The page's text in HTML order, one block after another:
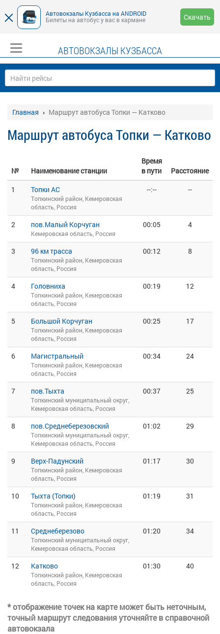
Автовокзалы Кузбасса на ANDROID
Билеты на автобус у вас в кармане
Скачать
АВТОВОКЗАЛЫ КУЗБАССА
Главная Маршрут автобуса Топки — Катково
Маршрут автобуса Топки — Катково
№ Наименование станции
Время
в пути
Расстояние
1
Топки АС
Топкинский район, Кемеровская
область, Россия
--:-- --
2 пов.Малый Корчуган
Кемеровская область, Россия
00:05 4
3 96 км трасса
Топкинский район, Кемеровская
область, Россия
00:12 8
4 Головниха
Топкинский район, Кемеровская
область, Россия
00:19 12
5 Большой Корчуган
Топкинский район, Кемеровская
область, Россия
00:25 17
6 Магистральный
Топкинский район, Кемеровская
область, Россия
00:34 24
7 пов.Тыхта
Топкинский муниципальный округ,
Кемеровская область, Россия
00:37 25
8 пов.Среднеберезовский
Топкинский муниципальный округ,
Кемеровская область, Россия
01:02 29
9 Верх-Падунский
Топкинский район, Кемеровская
область, Россия
01:17 30
10 Тыхта (Топки)
Топкинский район, Кемеровская
область, Россия
01:19 31
11 Среднеберезово
Топкинский муниципальный округ,
Кемеровская область, Россия
01:20 34
12 Катково
Топкинский район, Кемеровская
область, Россия
01:30 40
* отображение точек на карте может быть неточным,
точный маршрут следования уточняйте в справочной
автовокзала